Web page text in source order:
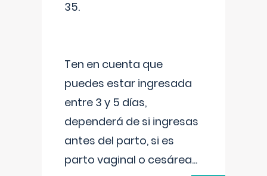
35.
Ten en cuenta que
puedes estar ingresada
entre 3 y 5 días,
dependerá de si ingresas
antes del parto, si es
parto vaginal o cesárea...